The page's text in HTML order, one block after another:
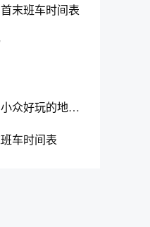
末班车时间表
德州冷门却超美的景点，德州小众好玩的地方、旅游景点推荐
车时间表